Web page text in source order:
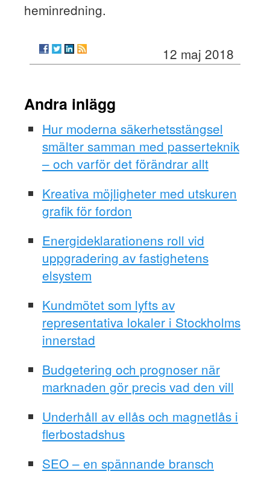
heminredning.
12 maj 2018
Andra inlägg
Hur moderna säkerhetsstängsel
smälter samman med passerteknik
– och varför det förändrar allt
Kreativa möjligheter med utskuren
grafik för fordon
Energideklarationens roll vid
uppgradering av fastighetens
elsystem
Kundmötet som lyfts av
representativa lokaler i Stockholms
innerstad
Budgetering och prognoser när
marknaden gör precis vad den vill
Underhåll av ellås och magnetlås i
flerbostadshus
SEO – en spännande bransch